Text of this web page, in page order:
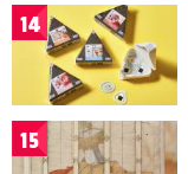
14
15